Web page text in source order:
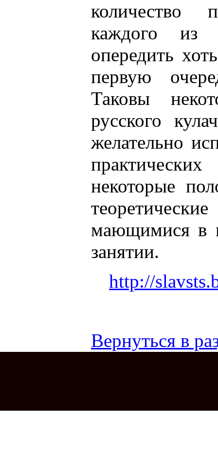
количество
каждого из
опередить
первую
Таковы
русского
желательно
некоторые
мающимися в
занятии.
http://
Вернуться в